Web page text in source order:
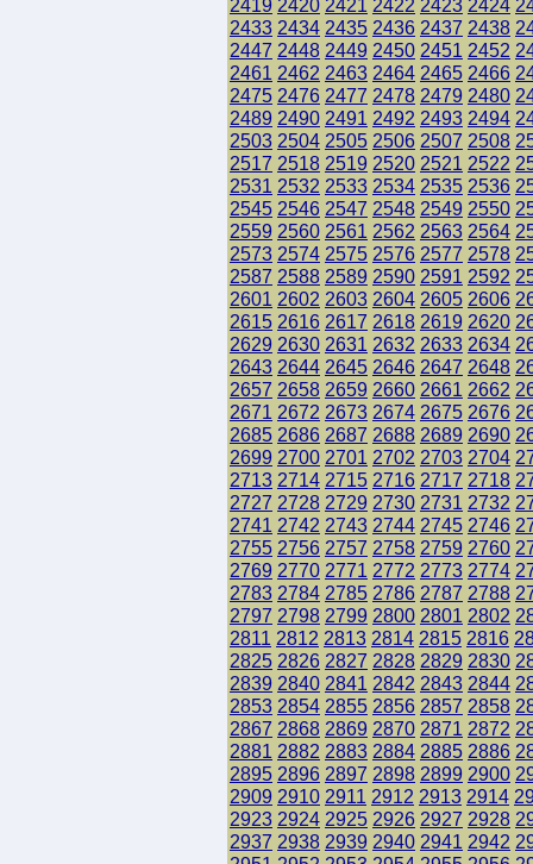
2419 2420 2421 2422 2423 2424
2433 2434 2435 2436 2437 2438
2447 2448 2449 2450 2451 2452
2461 2462 2463 2464 2465 2466
2475 2476 2477 2478 2479 2480
2489 2490 2491 2492 2493 2494
2503 2504 2505 2506 2507 2508
2517 2518 2519 2520 2521 2522
2531 2532 2533 2534 2535 2536
2545 2546 2547 2548 2549 2550
2559 2560 2561 2562 2563 2564
2573 2574 2575 2576 2577 2578
2587 2588 2589 2590 2591 2592
2601 2602 2603 2604 2605 2606
2615 2616 2617 2618 2619 2620
2629 2630 2631 2632 2633 2634
2643 2644 2645 2646 2647 2648
2657 2658 2659 2660 2661 2662
2671 2672 2673 2674 2675 2676
2685 2686 2687 2688 2689 2690
2699 2700 2701 2702 2703 2704
2713 2714 2715 2716 2717 2718
2727 2728 2729 2730 2731 2732
2741 2742 2743 2744 2745 2746
2755 2756 2757 2758 2759 2760
2769 2770 2771 2772 2773 2774
2783 2784 2785 2786 2787 2788
2797 2798 2799 2800 2801 2802
2811 2812 2813 2814 2815 2816
2825 2826 2827 2828 2829 2830
2839 2840 2841 2842 2843 2844
2853 2854 2855 2856 2857 2858
2867 2868 2869 2870 2871 2872
2881 2882 2883 2884 2885 2886
2895 2896 2897 2898 2899 2900
2909 2910 2911 2912 2913 2914
2923 2924 2925 2926 2927 2928
2937 2938 2939 2940 2941 2942